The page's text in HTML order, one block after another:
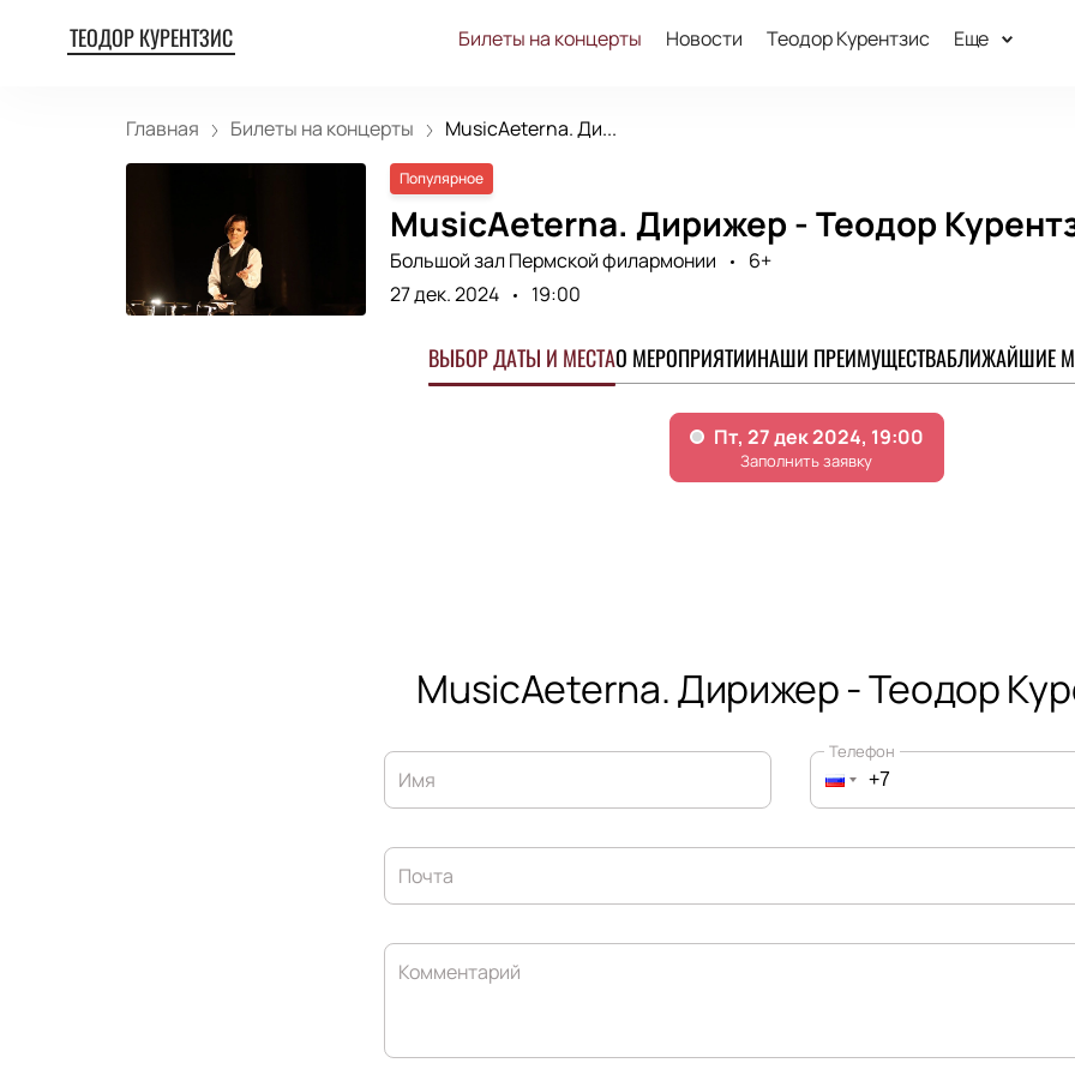
ТЕОДОР КУРЕНТЗИС Билеты на концерты Новости Теодор Курентзис Еще
Главная Билеты на концерты MusicAeterna. Ди...
Популярное
MusicAeterna. Дирижер - Теодор
Большой зал Пермской филармонии
6+
27 дек. 2024
19:00
ВЫБОР ДАТЫ И МЕСТАО МЕРОПРИЯТИИНАШИ ПРЕИМУЩЕСТВАБЛИЖАЙШИЕ
MusicAeterna. Дирижер - Теодор
Имя
Телефон
Почта
Комментарий